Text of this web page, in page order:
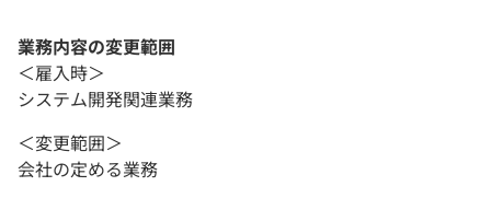
業務内容の変更範囲
＜雇入時＞
システム開発関連業務
＜変更範囲＞
会社の定める業務